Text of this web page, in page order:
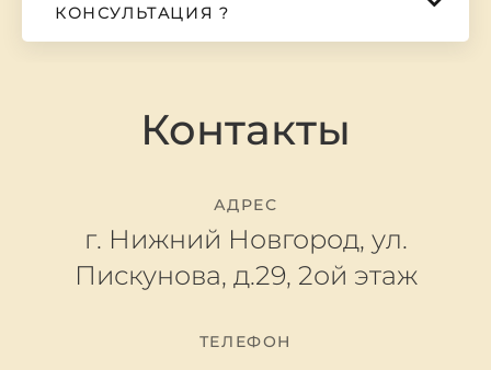
КОНСУЛЬТАЦИЯ ?
Контакты
АДРЕС
г. Нижний Новгород, ул.
Пискунова, д.29, 2ой этаж
ТЕЛЕФОН